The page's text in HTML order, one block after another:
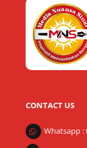
CONTACT US
Whatsapp :